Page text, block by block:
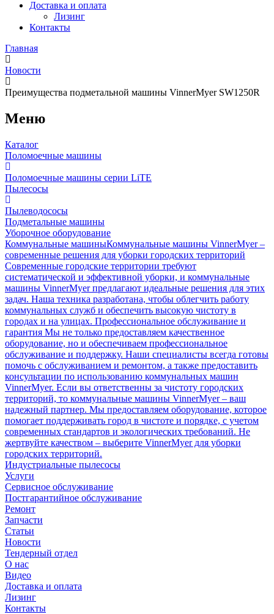
Доставка и оплата
Лизинг
Контакты
Главная
Новости
Преимущества подметальной машины VinnerMyer SW1250R
Меню
Каталог
Поломоечные машины
Поломоечные машины серии LiTE
Пылесосы
Пылеводососы
Подметальные машины
Уборочное оборудование
Коммунальные машиныКоммунальные машины VinnerMyer –
современные решения для уборки городских территорий
Современные городские территории требуют
систематической и эффективной уборки, и коммунальные
машины VinnerMyer предлагают идеальные решения для этих
задач. Наша техника разработана, чтобы облегчить работу
коммунальных служб и обеспечить высокую чистоту в
городах и на улицах. Профессиональное обслуживание и
гарантия Мы не только предоставляем качественное
оборудование, но и обеспечиваем профессиональное
обслуживание и поддержку. Наши специалисты всегда готовы
помочь с обслуживанием и ремонтом, а также предоставить
консультации по использованию коммунальных машин
VinnerMyer. Если вы ответственны за чистоту городских
территорий, то коммунальные машины VinnerMyer – ваш
надежный партнер. Мы предоставляем оборудование, которое
помогает поддерживать город в чистоте и порядке, с учетом
современных стандартов и экологических требований. Не
жертвуйте качеством – выберите VinnerMyer для уборки
городских территорий.
Индустриальные пылесосы
Услуги
Сервисное обслуживание
Постгарантийное обслуживание
Ремонт
Запчасти
Статьи
Новости
Тендерный отдел
О нас
Видео
Доставка и оплата
Лизинг
Контакты